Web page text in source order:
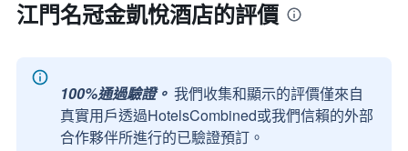
江門名冠金凱悅酒店的評價
100%通過驗證。 我們收集和顯示的評價僅來自
真實用戶透過HotelsCombined或我們信賴的外部
合作夥伴所進行的已驗證預訂。